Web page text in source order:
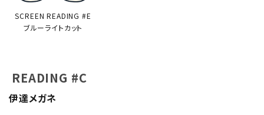
SCREEN READING #E
ブルーライトカット
READING #C
伊達メガネ